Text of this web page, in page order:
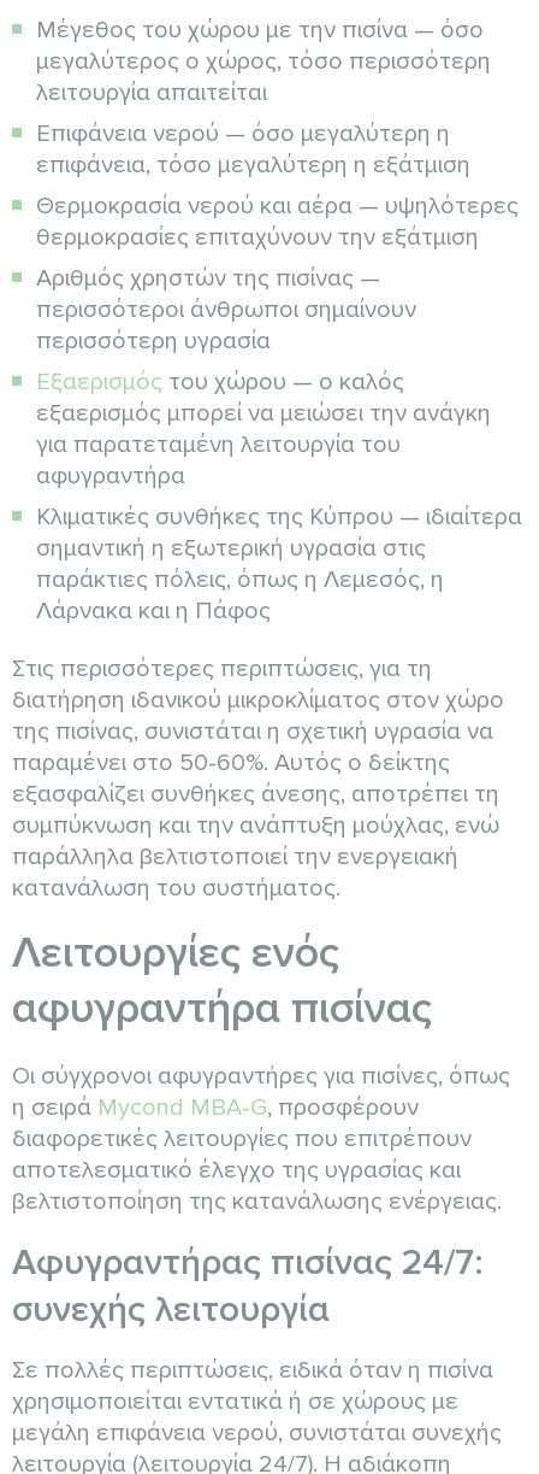
Μέγεθος του χώρου με την πισίνα — όσο
μεγαλύτερος ο χώρος, τόσο περισσότερη
λειτουργία απαιτείται
Επιφάνεια νερού — όσο μεγαλύτερη η
επιφάνεια, τόσο μεγαλύτερη η εξάτμιση
Θερμοκρασία νερού και αέρα — υψηλότερες
θερμοκρασίες επιταχύνουν την εξάτμιση
Αριθμός χρηστών της πισίνας —
περισσότεροι άνθρωποι σημαίνουν
περισσότερη υγρασία
Εξαερισμός του χώρου — ο καλός
εξαερισμός μπορεί να μειώσει την ανάγκη
για παρατεταμένη λειτουργία του
αφυγραντήρα
Κλιματικές συνθήκες της Κύπρου — ιδιαίτερα
σημαντική η εξωτερική υγρασία στις
παράκτιες πόλεις, όπως η Λεμεσός, η
Λάρνακα και η Πάφος
Στις περισσότερες περιπτώσεις, για τη
διατήρηση ιδανικού μικροκλίματος στον χώρο
της πισίνας, συνιστάται η σχετική υγρασία να
παραμένει στο 50-60%. Αυτός ο δείκτης
εξασφαλίζει συνθήκες άνεσης, αποτρέπει τη
συμπύκνωση και την ανάπτυξη μούχλας, ενώ
παράλληλα βελτιστοποιεί την ενεργειακή
κατανάλωση του συστήματος.
Λειτουργίες ενός
αφυγραντήρα πισίνας
Οι σύγχρονοι αφυγραντήρες για πισίνες, όπως
η σειρά Mycond MBA-G, προσφέρουν
διαφορετικές λειτουργίες που επιτρέπουν
αποτελεσματικό έλεγχο της υγρασίας και
βελτιστοποίηση της κατανάλωσης ενέργειας.
Αφυγραντήρας πισίνας 24/7:
συνεχής λειτουργία
Σε πολλές περιπτώσεις, ειδικά όταν η πισίνα
χρησιμοποιείται εντατικά ή σε χώρους με
μεγάλη επιφάνεια νερού, συνιστάται συνεχής
λειτουργία (λειτουργία 24/7). Η αδιάκοπη